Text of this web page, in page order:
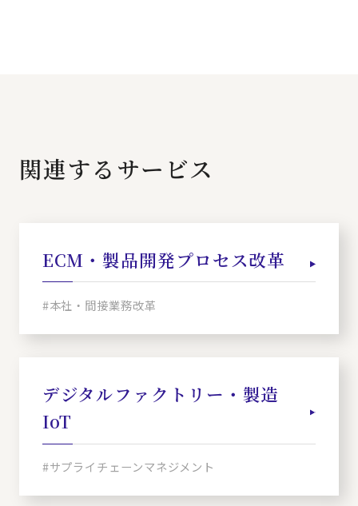
関連するサービス
ECM・製品開発プロセス改革
#本社・間接業務改革
デジタルファクトリー・製造
IoT
#サプライチェーンマネジメント